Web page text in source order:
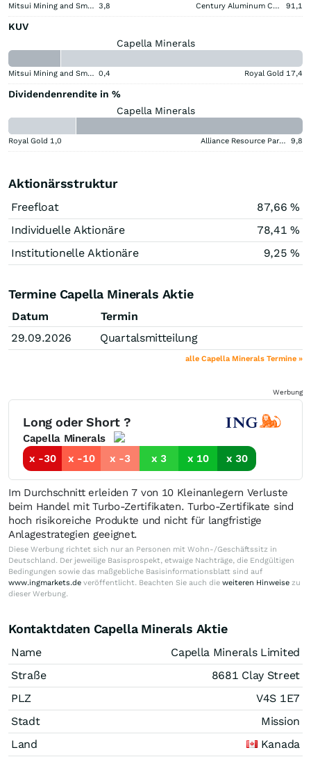
Mitsui Mining and Smelting Company 3,8 Century Aluminum Company 91,1
KUV
Capella Minerals
Mitsui Mining and Smelting Company 0,4 Royal Gold 17,4
Dividendenrendite in %
Capella Minerals
Royal Gold 1,0 Alliance Resource Partners 9,8
Aktionärsstruktur
Freefloat
87,66 %
Individuelle Aktionäre
78,41 %
Institutionelle Aktionäre
9,25 %
Termine Capella Minerals Aktie
Datum
Termin
29.09.2026
Quartalsmitteilung
alle Capella Minerals Termine »
Werbung
Long oder Short ?
Capella Minerals
x -30
x -10 x -3 x 3 x 10 x 30
Im Durchschnitt erleiden 7 von 10 Kleinanlegern Verluste
beim Handel mit Turbo-Zertifikaten. Turbo-Zertifikate sind
hoch risikoreiche Produkte und nicht für langfristige
Anlagestrategien geeignet.
Diese Werbung richtet sich nur an Personen mit Wohn-/Geschäftssitz in
Deutschland. Der jeweilige Basisprospekt, etwaige Nachträge, die Endgültigen
Bedingungen sowie das maßgebliche Basisinformationsblatt sind auf
www.ingmarkets.de veröffentlicht. Beachten Sie auch die weiteren Hinweise zu
dieser Werbung.
Kontaktdaten Capella Minerals Aktie
Name
Capella Minerals Limited
Straße
8681 Clay Street
PLZ
V4S 1E7
Stadt
Mission
Land
Kanada